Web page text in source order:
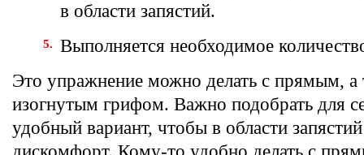
в области запястий.
Выполняется необходимое
Это упражнение можно делать с прямым, а
изогнутым грифом. Важно подобрать для
удобный вариант, чтобы в области